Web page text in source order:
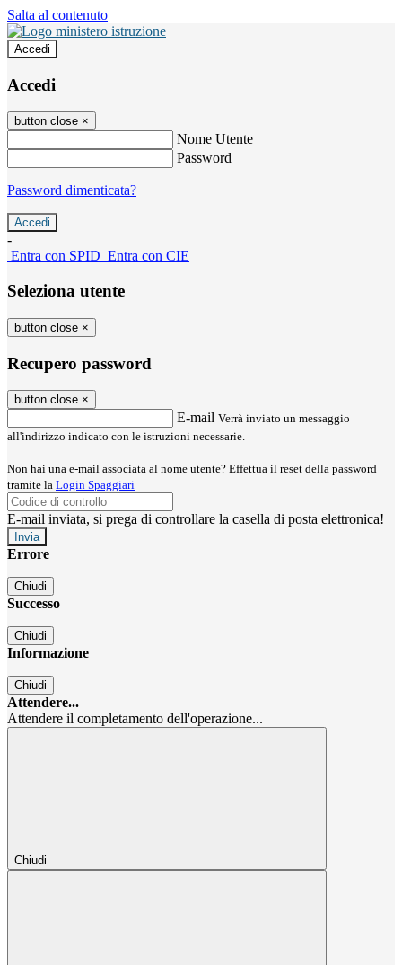
Salta al contenuto
Accedi
Accedi
button close ×
Nome Utente
Password
Password dimenticata?
-
Entra con SPID Entra con CIE
Seleziona utente
button close ×
Recupero password
button close ×
E-mail Verrà inviato un messaggio
all'indirizzo indicato con le istruzioni necessarie.
Non hai una e-mail associata al nome utente? Effettua il reset della password
tramite la Login Spaggiari
E-mail inviata, si prega di controllare la casella di posta elettronica!
Errore
Chiudi
Successo
Chiudi
Informazione
Chiudi
Attendere...
Attendere il completamento dell'operazione...
Chiudi